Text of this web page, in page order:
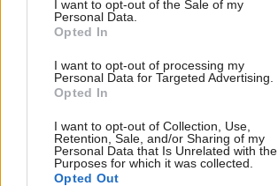
I want to opt-out of the Sale of my
Personal Data.
Opted In
I want to opt-out of processing my
Personal Data for Targeted Advertising.
Opted In
I want to opt-out of Collection, Use,
Retention, Sale, and/or Sharing of my
Personal Data that Is Unrelated with the
Purposes for which it was collected.
Opted Out